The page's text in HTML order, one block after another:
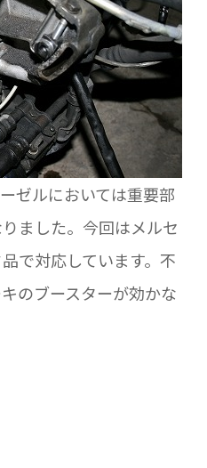
ゼルにおいては重要部
ました。今回はメルセ
で対応しています。不
のブースターが効かな